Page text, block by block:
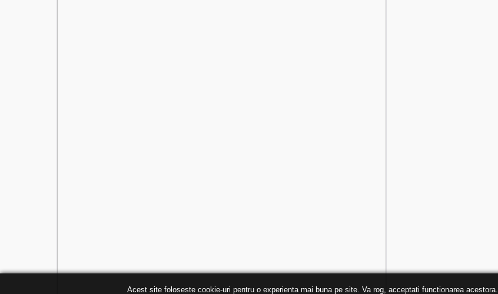
Acest site foloseste cookie-uri pentru o experienta mai buna pe site. Va rog, acceptati functionarea acestora.